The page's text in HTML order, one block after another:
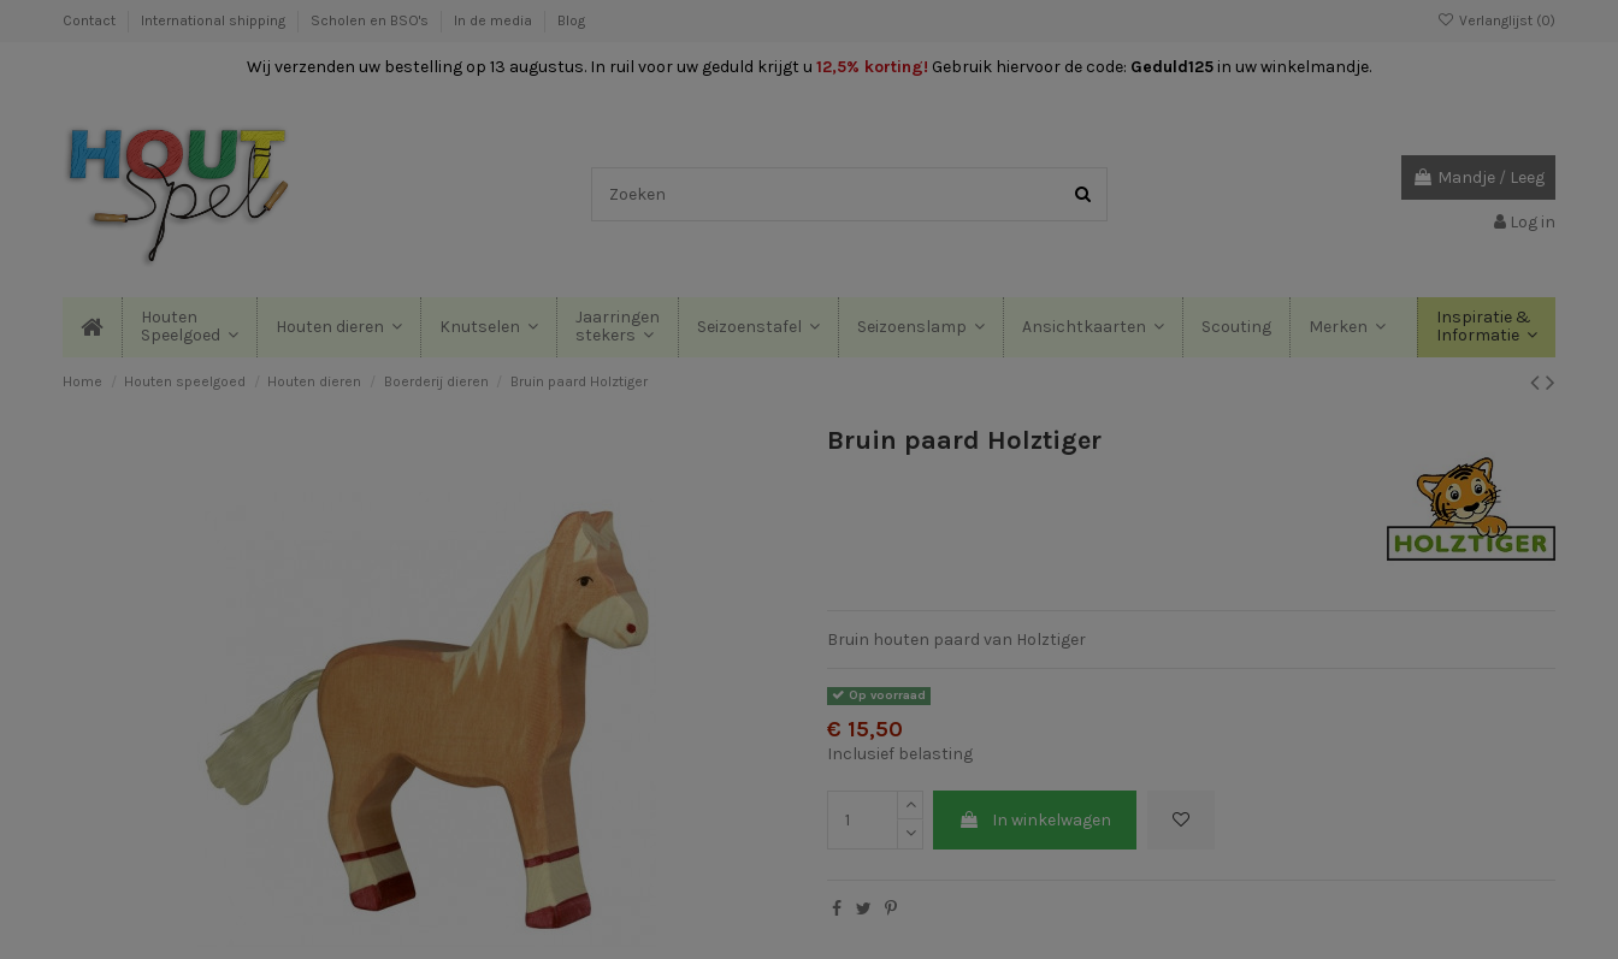
Contact International shipping Scholen en BSO's In de media Blog Verlanglijst (0)
Wij verzenden uw bestelling op 13 augustus. In ruil voor uw geduld krijgt u 12,5% korting! Gebruik hiervoor de code: Geduld125 in uw winkelmandje.
Mandje / Leeg
Log in
Houten
Speelgoed
Houten dieren Knutselen
Jaarringen
stekers
Seizoenstafel Seizoenslamp Ansichtkaarten Scouting Merken
Inspiratie &
Informatie
Home Houten speelgoed Houten dieren Boerderij dieren Bruin paard Holztiger
Bruin paard Holztiger
Bruin houten paard van Holztiger
Op voorraad
€ 15,50
Inclusief belasting
In winkelwagen